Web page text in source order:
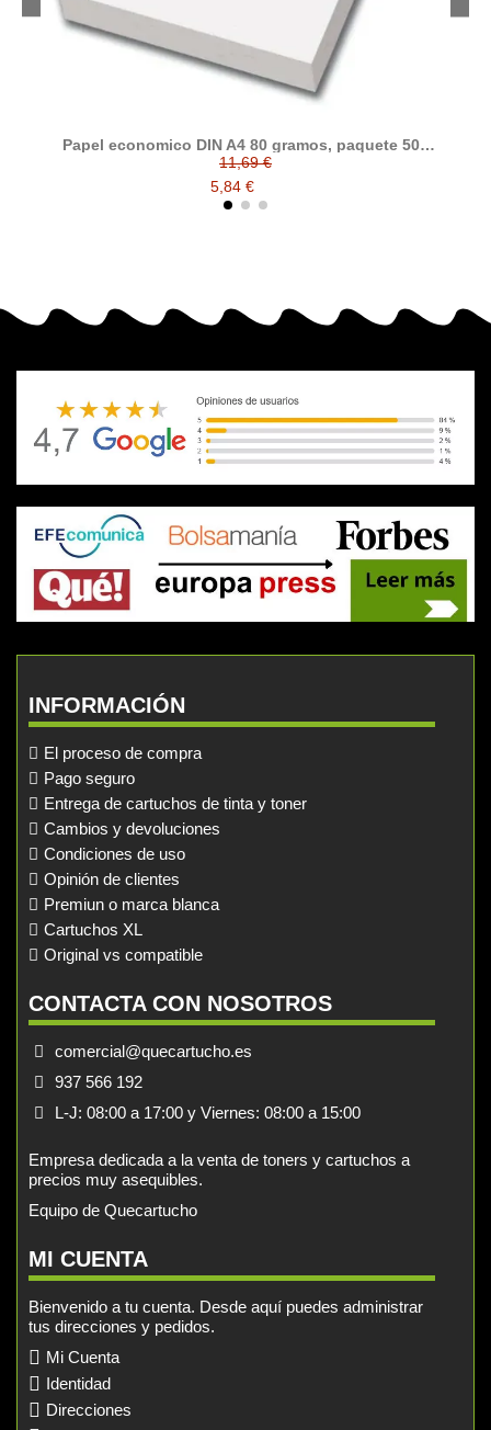
Papel economico DIN A4 80 gramos, paquete 500
folios
11,69 €
5,84 €
INFORMACIÓN
El proceso de compra
Pago seguro
Entrega de cartuchos de tinta y toner
Cambios y devoluciones
Condiciones de uso
Opinión de clientes
Premiun o marca blanca
Cartuchos XL
Original vs compatible
CONTACTA CON NOSOTROS
comercial@quecartucho.es
937 566 192
L-J: 08:00 a 17:00 y Viernes: 08:00 a 15:00
Empresa dedicada a la venta de toners y cartuchos a
precios muy asequibles.
Equipo de Quecartucho
MI CUENTA
Bienvenido a tu cuenta. Desde aquí puedes administrar
tus direcciones y pedidos.
Mi Cuenta
Identidad
Direcciones